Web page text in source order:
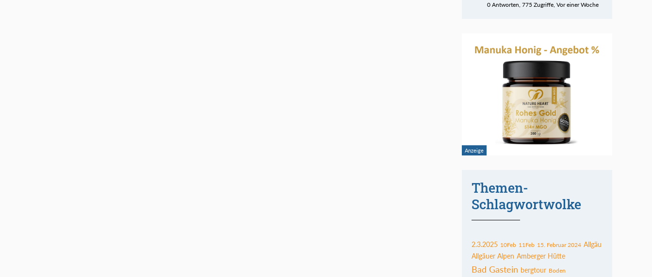
0 Antworten, 775 Zugriffe, Vor einer Woche
Themen-
Schlagwortwolke
2.3.2025 10Feb 11Feb 15. Februar 2024 Allgäu
Allgäuer Alpen Amberger Hütte
Bad Gastein bergtour Boden